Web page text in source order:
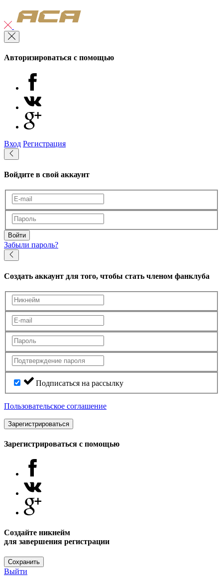
Авторизироваться с помощью
Вход Регистрация
Войдите в свой аккаунт
Войти
Забыли пароль?
Создать аккаунт для того, чтобы стать членом фанклуба
Подписаться на рассылку
Пользовательское соглашение
Зарегистрироваться
Зарегистрироваться с помощью
Создайте никнейм
для завершения регистрации
Сохранить
Выйти